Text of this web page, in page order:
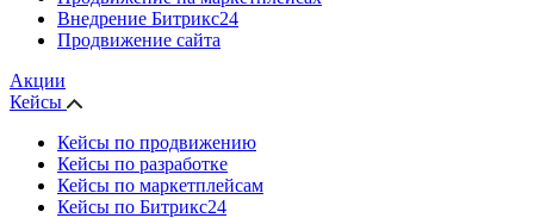
Внедрение Битрикс24
Продвижение сайта
Акции
Кейсы
Кейсы по продвижению
Кейсы по разработке
Кейсы по маркетплейсам
Кейсы по Битрикс24